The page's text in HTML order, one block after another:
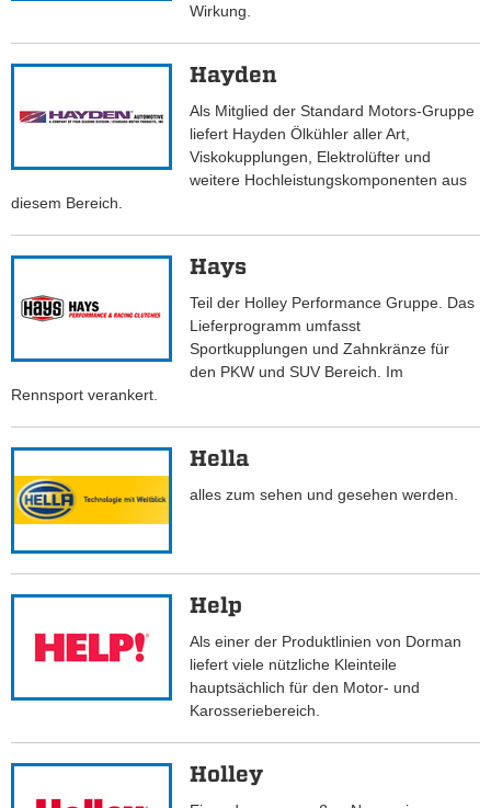
Wirkung.
Hayden
Als Mitglied der Standard Motors-Gruppe
liefert Hayden Ölkühler aller Art,
Viskokupplungen, Elektrolüfter und
weitere Hochleistungskomponenten aus
diesem Bereich.
Hays
Teil der Holley Performance Gruppe. Das
Lieferprogramm umfasst
Sportkupplungen und Zahnkränze für
den PKW und SUV Bereich. Im
Rennsport verankert.
Hella
alles zum sehen und gesehen werden.
Help
Als einer der Produktlinien von Dorman
liefert viele nützliche Kleinteile
hauptsächlich für den Motor- und
Karosseriebereich.
Holley